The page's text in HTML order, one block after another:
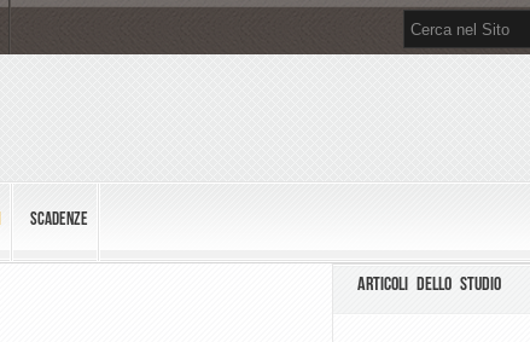
SCADENZE
ARTICOLI DELLO STUDIO